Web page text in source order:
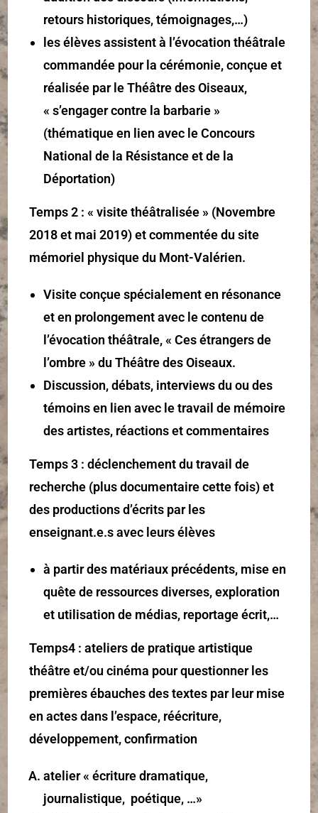
retours historiques, témoignages,…)
les élèves assistent à l’évocation théâtrale
commandée pour la cérémonie, conçue et
réalisée par le Théâtre des Oiseaux,
« s’engager contre la barbarie »
(thématique en lien avec le Concours
National de la Résistance et de la
Déportation)
Temps 2 : « visite théâtralisée » (Novembre
2018 et mai 2019) et commentée du site
mémoriel physique du Mont-Valérien.
Visite conçue spécialement en résonance
et en prolongement avec le contenu de
l’évocation théâtrale, « Ces étrangers de
l’ombre » du Théâtre des Oiseaux.
Discussion, débats, interviews du ou des
témoins en lien avec le travail de mémoire
des artistes, réactions et commentaires
Temps 3 : déclenchement du travail de
recherche (plus documentaire cette fois) et
des productions d’écrits par les
enseignant.e.s avec leurs élèves
à partir des matériaux précédents, mise en
quête de ressources diverses, exploration
et utilisation de médias, reportage écrit,…
Temps4 : ateliers de pratique artistique
théâtre et/ou cinéma pour questionner les
premières ébauches des textes par leur mise
en actes dans l’espace, réécriture,
développement, confirmation
atelier « écriture dramatique,
journalistique, poétique, …»